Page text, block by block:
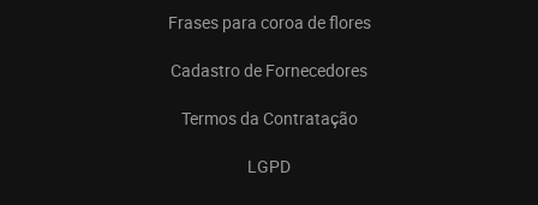
Frases para coroa de flores
Cadastro de Fornecedores
Termos da Contratação
LGPD